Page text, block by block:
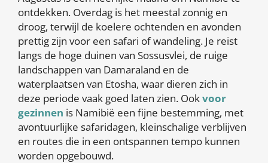
ontdekken. Overdag is het meestal zonnig en
droog, terwijl de koelere ochtenden en avonden
prettig zijn voor een safari of wandeling. Je reist
langs de hoge duinen van Sossusvlei, de ruige
landschappen van Damaraland en de
waterplaatsen van Etosha, waar dieren zich in
deze periode vaak goed laten zien. Ookvoor
gezinnen is Namibië een fijne bestemming, met
avontuurlijke safaridagen, kleinschalige verblijven
en routes die in een ontspannen tempo kunnen
worden opgebouwd.